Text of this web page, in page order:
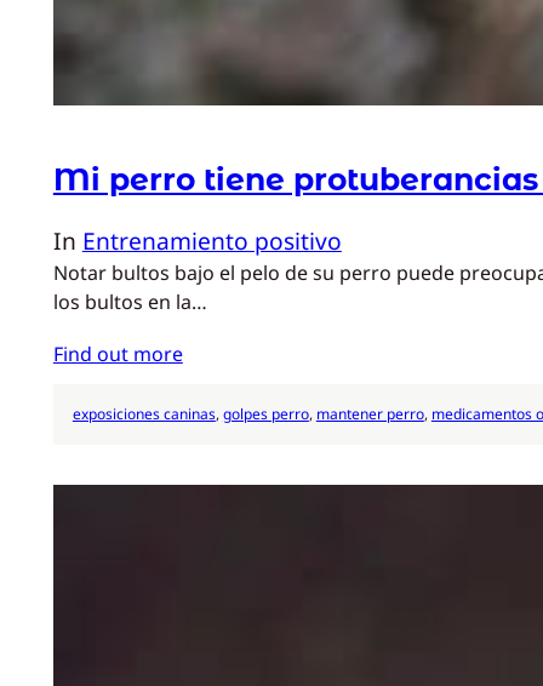
Mi perro tiene
In Entrenamiento positivo
Notar bultos bajo el pelo de su perro puede
los bultos en la…
Find out more
exposiciones caninas, golpes perro, mantener perro, medicamentos